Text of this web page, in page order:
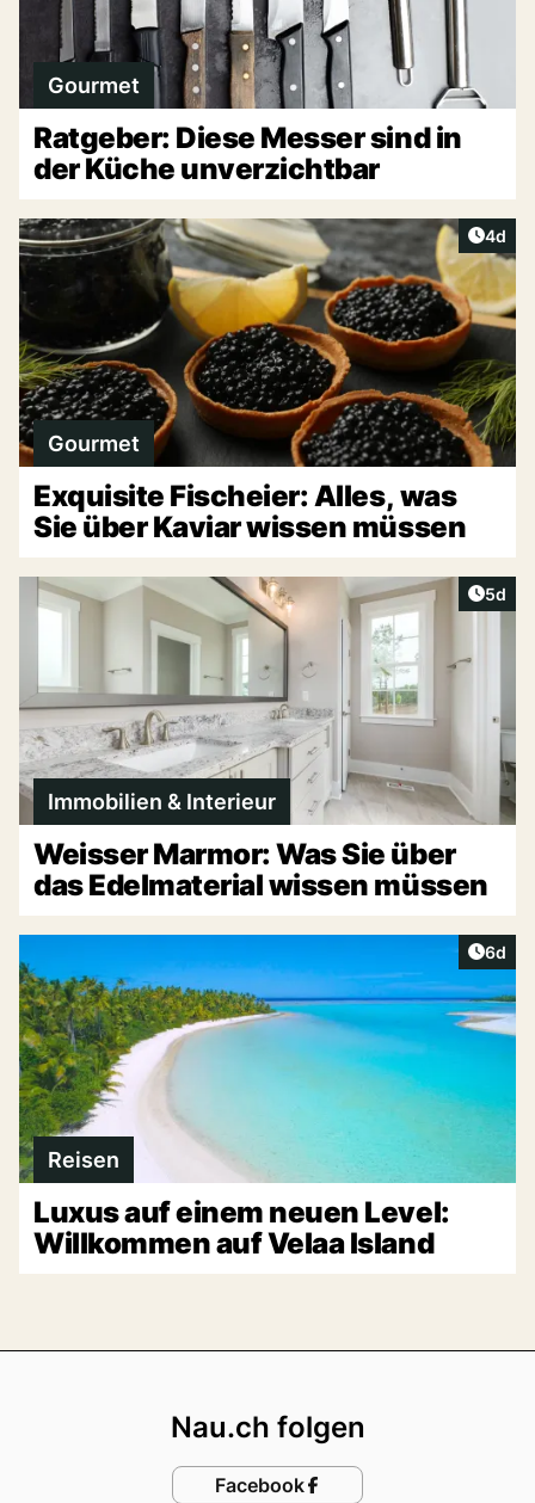
Gourmet
Ratgeber: Diese Messer sind in
der Küche unverzichtbar
4d
Gourmet
Exquisite Fischeier: Alles, was
Sie über Kaviar wissen müssen
5d
Immobilien & Interieur
Weisser Marmor: Was Sie über
das Edelmaterial wissen müssen
6d
Reisen
Luxus auf einem neuen Level:
Willkommen auf Velaa Island
Nau.ch folgen
Facebook